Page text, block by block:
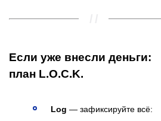
Если уже внесли деньги:
план L.O.C.K.
Log — зафиксируйте всё: